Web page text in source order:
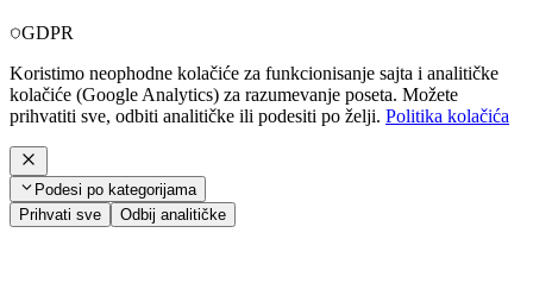
GDPR
Koristimo neophodne kolačiće za funkcionisanje sajta i analitičke
kolačiće (Google Analytics) za razumevanje poseta. Možete
prihvatiti sve, odbiti analitičke ili podesiti po želji. Politika kolačića
Podesi po kategorijama
Prihvati sve
Odbij analitičke